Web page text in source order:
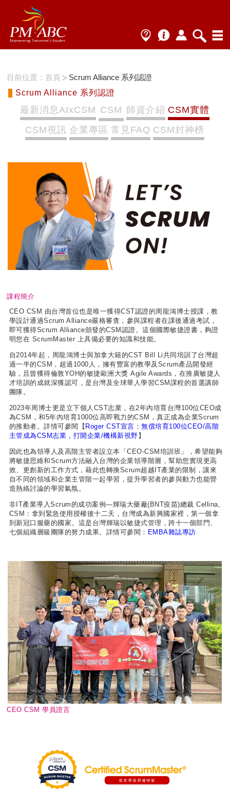
目前位置：首頁
Scrum Alliance 系列認證
Scrum Alliance 系列認證
最新消息AIxCSM CSM 師資介紹 CSM實體
CSM視訊 企業專區 常見FAQ CSM封神榜
課程簡介
CEO CSM 由台灣首位也是唯一獲得CST認證的周龍鴻博士授課，教
學設計通過Scrum Alliance嚴格審查，參與課程者在課後通過考試，
即可獲得Scrum Alliance頒發的CSM認證。這個國際敏捷證書，夠證
明您在 ScrumMaster 上具備必要的知識和技能。
自2014年起，周龍鴻博士與加拿大籍的CST Bill Li共同培訓了台灣超
過一半的CSM，超過1000人，擁有豐富的教學及Scrum產品開發經
驗，且曾獲得倫敦YOH的敏捷歐洲大獎 Agile Awards，在推廣敏捷人
才培訓的成就深獲認可，是台灣及全球華人學習CSM課程的首選講師
團隊。
2023年周博士更是立下個人CST志業，在2年內培育台灣100位CEO成
為CSM，和5年內培育1000位高即戰力的CSM，真正成為企業Scrum
的推動者。詳情可參閱【 Roger CST宣言：無償培育100位CEO/高階
主管成為CSM志業，打開企業/機構新視野 】
因此也為領導人及高階主管者設立本「CEO-CSM培訓班」，希望能夠
將敏捷思維和Scrum方法融入台灣的企業領導階層，幫助您實現更高
效、更創新的工作方式，藉此也轉換Scrum超越IT產業的限制，讓來
自不同的領域和企業主管階一起學習，提升學習者的參與動力也能營
造熱絡討論的學習氣氛。
非IT產業導入Scrum的成功案例—輝瑞大藥廠(BNT疫苗)總裁 Cellina,
CSM：拿到緊急使用授權後十二天，台灣成為新興國家裡，第一個拿
到新冠口服藥的國家。這是台灣輝瑞以敏捷式管理，跨十一個部門、
七個組織層級團隊的努力成果。詳情可參閱： EMBA雜誌專訪
CEO CSM 學員證言